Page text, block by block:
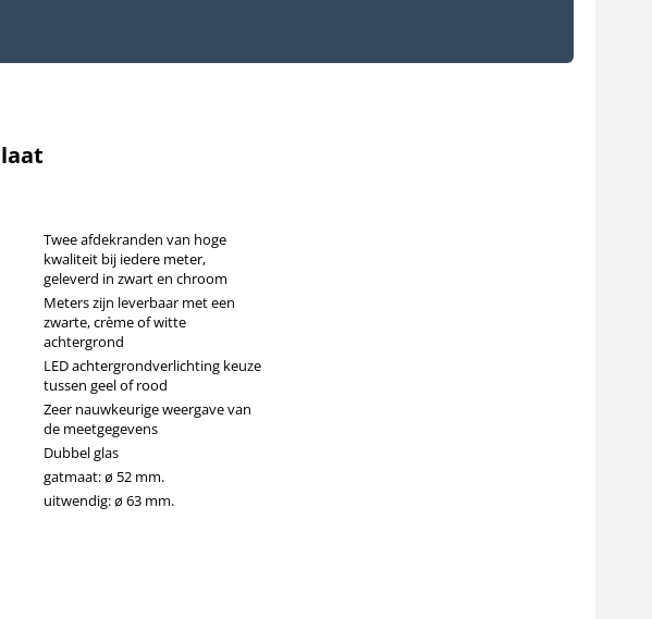
Twee afdekranden van hoge
kwaliteit bij iedere meter,
geleverd in zwart en chroom
Meters zijn leverbaar met een
zwarte, crème of witte
achtergrond
LED achtergrondverlichting keuze
tussen geel of rood
Zeer nauwkeurige weergave van
de meetgegevens
Dubbel glas
gatmaat: ø 52 mm.
uitwendig: ø 63 mm.